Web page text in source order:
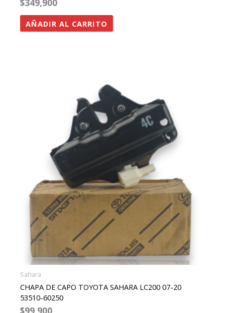
$349,900
AÑADIR AL CARRITO
Sahara
CHAPA DE CAPO TOYOTA SAHARA LC200 07-20
53510-60250